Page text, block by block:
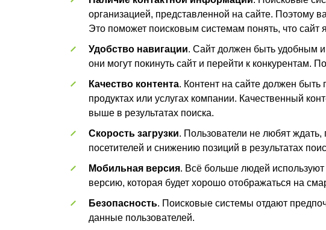
организацией, представленной на сайте. Поэтому
Это поможет поисковым системам понять, что
Удобство навигации. Сайт должен быть удобным
они могут покинуть сайт и перейти к конкурентам.
Качество контента. Контент на сайте должен
продуктах или услугах компании. Качественный
выше в результатах поиска.
Скорость загрузки. Пользователи не любят ждать,
посетителей и снижению позиций в результатах
Мобильная версия. Всё больше людей
версию, которая будет хорошо отображаться на
Безопасность. Поисковые системы отдают
данные пользователей.